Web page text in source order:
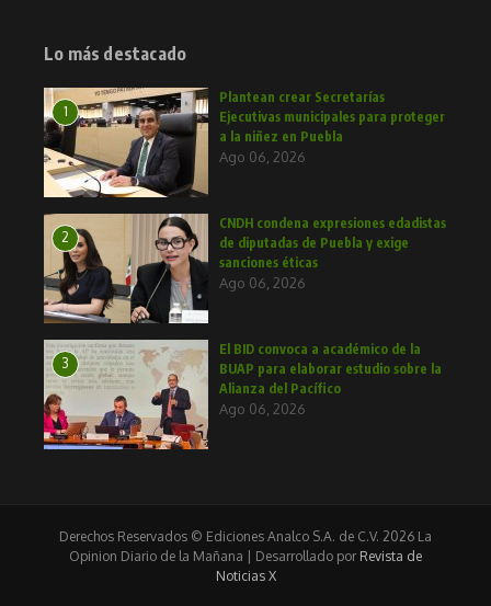
Lo más destacado
1
Plantean crear Secretarías
Ejecutivas municipales para proteger
a la niñez en Puebla
Ago 06, 2026
2
CNDH condena expresiones edadistas
de diputadas de Puebla y exige
sanciones éticas
Ago 06, 2026
3
El BID convoca a académico de la
BUAP para elaborar estudio sobre la
Alianza del Pacífico
Ago 06, 2026
Derechos Reservados © Ediciones Analco S.A. de C.V. 2026 La
Opinion Diario de la Mañana | Desarrollado por Revista de
Noticias X